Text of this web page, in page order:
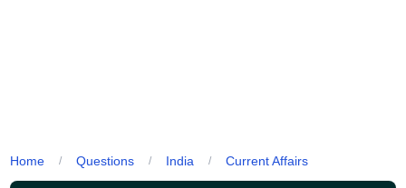
Home / Questions / India / Current Affairs